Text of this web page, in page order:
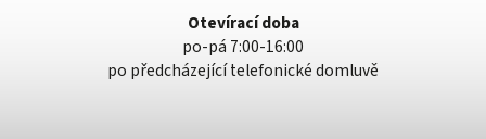
Otevírací doba
po-pá 7:00-16:00
po předcházející telefonické domluvě